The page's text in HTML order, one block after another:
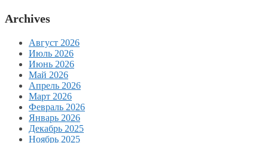
Archives
Август 2026
Июль 2026
Июнь 2026
Май 2026
Апрель 2026
Март 2026
Февраль 2026
Январь 2026
Декабрь 2025
Ноябрь 2025